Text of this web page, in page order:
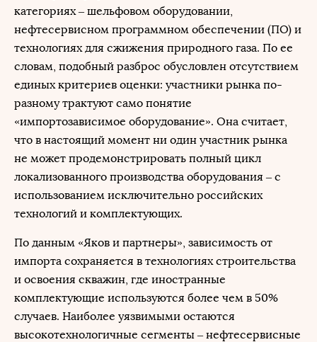
категориях – шельфовом оборудовании,
нефтесервисном программном обеспечении (ПО) и
технологиях для сжижения природного газа. По ее
словам, подобный разброс обусловлен отсутствием
единых критериев оценки: участники рынка по-
разному трактуют само понятие
«импортозависимое оборудование». Она считает,
что в настоящий момент ни один участник рынка
не может продемонстрировать полный цикл
локализованного производства оборудования – с
использованием исключительно российских
технологий и комплектующих.
По данным «Яков и партнеры», зависимость от
импорта сохраняется в технологиях строительства
и освоения скважин, где иностранные
комплектующие используются более чем в 50%
случаев. Наиболее уязвимыми остаются
высокотехнологичные сегменты – нефтесервисные